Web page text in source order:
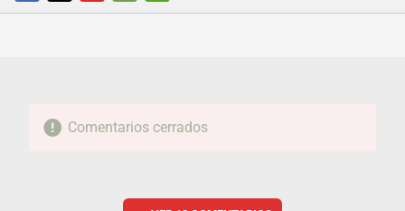
FACEBOOKTWITTERFLIPBOARD
E-
WHATSAPP
Comentarios cerrados